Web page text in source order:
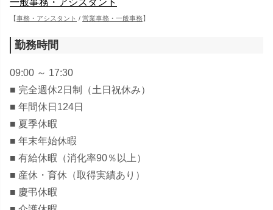
【事務・アシスタント / 営業事務・一般事務】
勤務時間
09:00 ～ 17:30
■ 完全週休2日制（土日祝休み）
■ 年間休日124日
■ 夏季休暇
■ 年末年始休暇
■ 有給休暇（消化率90％以上）
■ 産休・育休（取得実績あり）
■ 慶弔休暇